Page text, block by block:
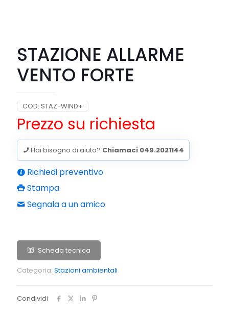
STAZIONE ALLARME
VENTO FORTE
COD: STAZ-WIND+
Prezzo su richiesta
Hai bisogno di aiuto? Chiamaci 049.2021144
Richiedi preventivo
Stampa
Segnala a un amico
Scheda tecnica
Categoria: Stazioni ambientali
Condividi